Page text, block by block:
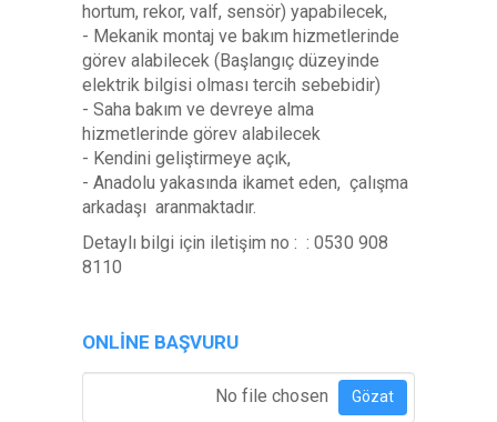
hortum, rekor, valf, sensör) yapabilecek,
- Mekanik montaj ve bakım hizmetlerinde
görev alabilecek (Başlangıç düzeyinde
elektrik bilgisi olması tercih sebebidir)
- Saha bakım ve devreye alma
hizmetlerinde görev alabilecek
- Kendini geliştirmeye açık,
- Anadolu yakasında ikamet eden, çalışma
arkadaşı aranmaktadır.
Detaylı bilgi için iletişim no : : 0530 908
8110
ONLINE BAŞVURU
No file chosen Gözat